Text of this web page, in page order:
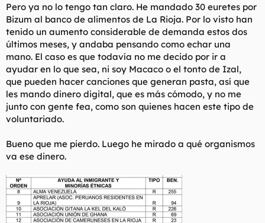
Pero ya no lo tengo tan claro. He mandado 30 euretes por
Bizum al banco de alimentos de La Rioja. Por lo visto han
tenido un aumento considerable de demanda estos dos
últimos meses, y andaba pensando como echar una
mano. El caso es que todavía no me decido por ir a
ayudar en lo que sea, ni soy Macaco o el tonto de Izal,
que pueden hacer canciones que generan pasta, así que
les mando dinero digital, que es más cómodo, y no me
junto con gente fea, como son quienes hacen este tipo de
voluntariado.
Bueno que me pierdo. Luego he mirado a qué organismos
va ese dinero.